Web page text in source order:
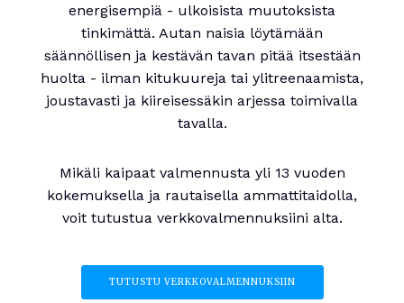
energisempiä - ulkoisista muutoksista
tinkimättä. Autan naisia löytämään
säännöllisen ja kestävän tavan pitää itsestään
huolta - ilman kitukuureja tai ylitreenaamista,
joustavasti ja kiireisessäkin arjessa toimivalla
tavalla.
Mikäli kaipaat valmennusta yli 13 vuoden
kokemuksella ja rautaisella ammattitaidolla,
voit tutustua verkkovalmennuksiini alta.
TUTUSTU VERKKOVALMENNUKSIIN